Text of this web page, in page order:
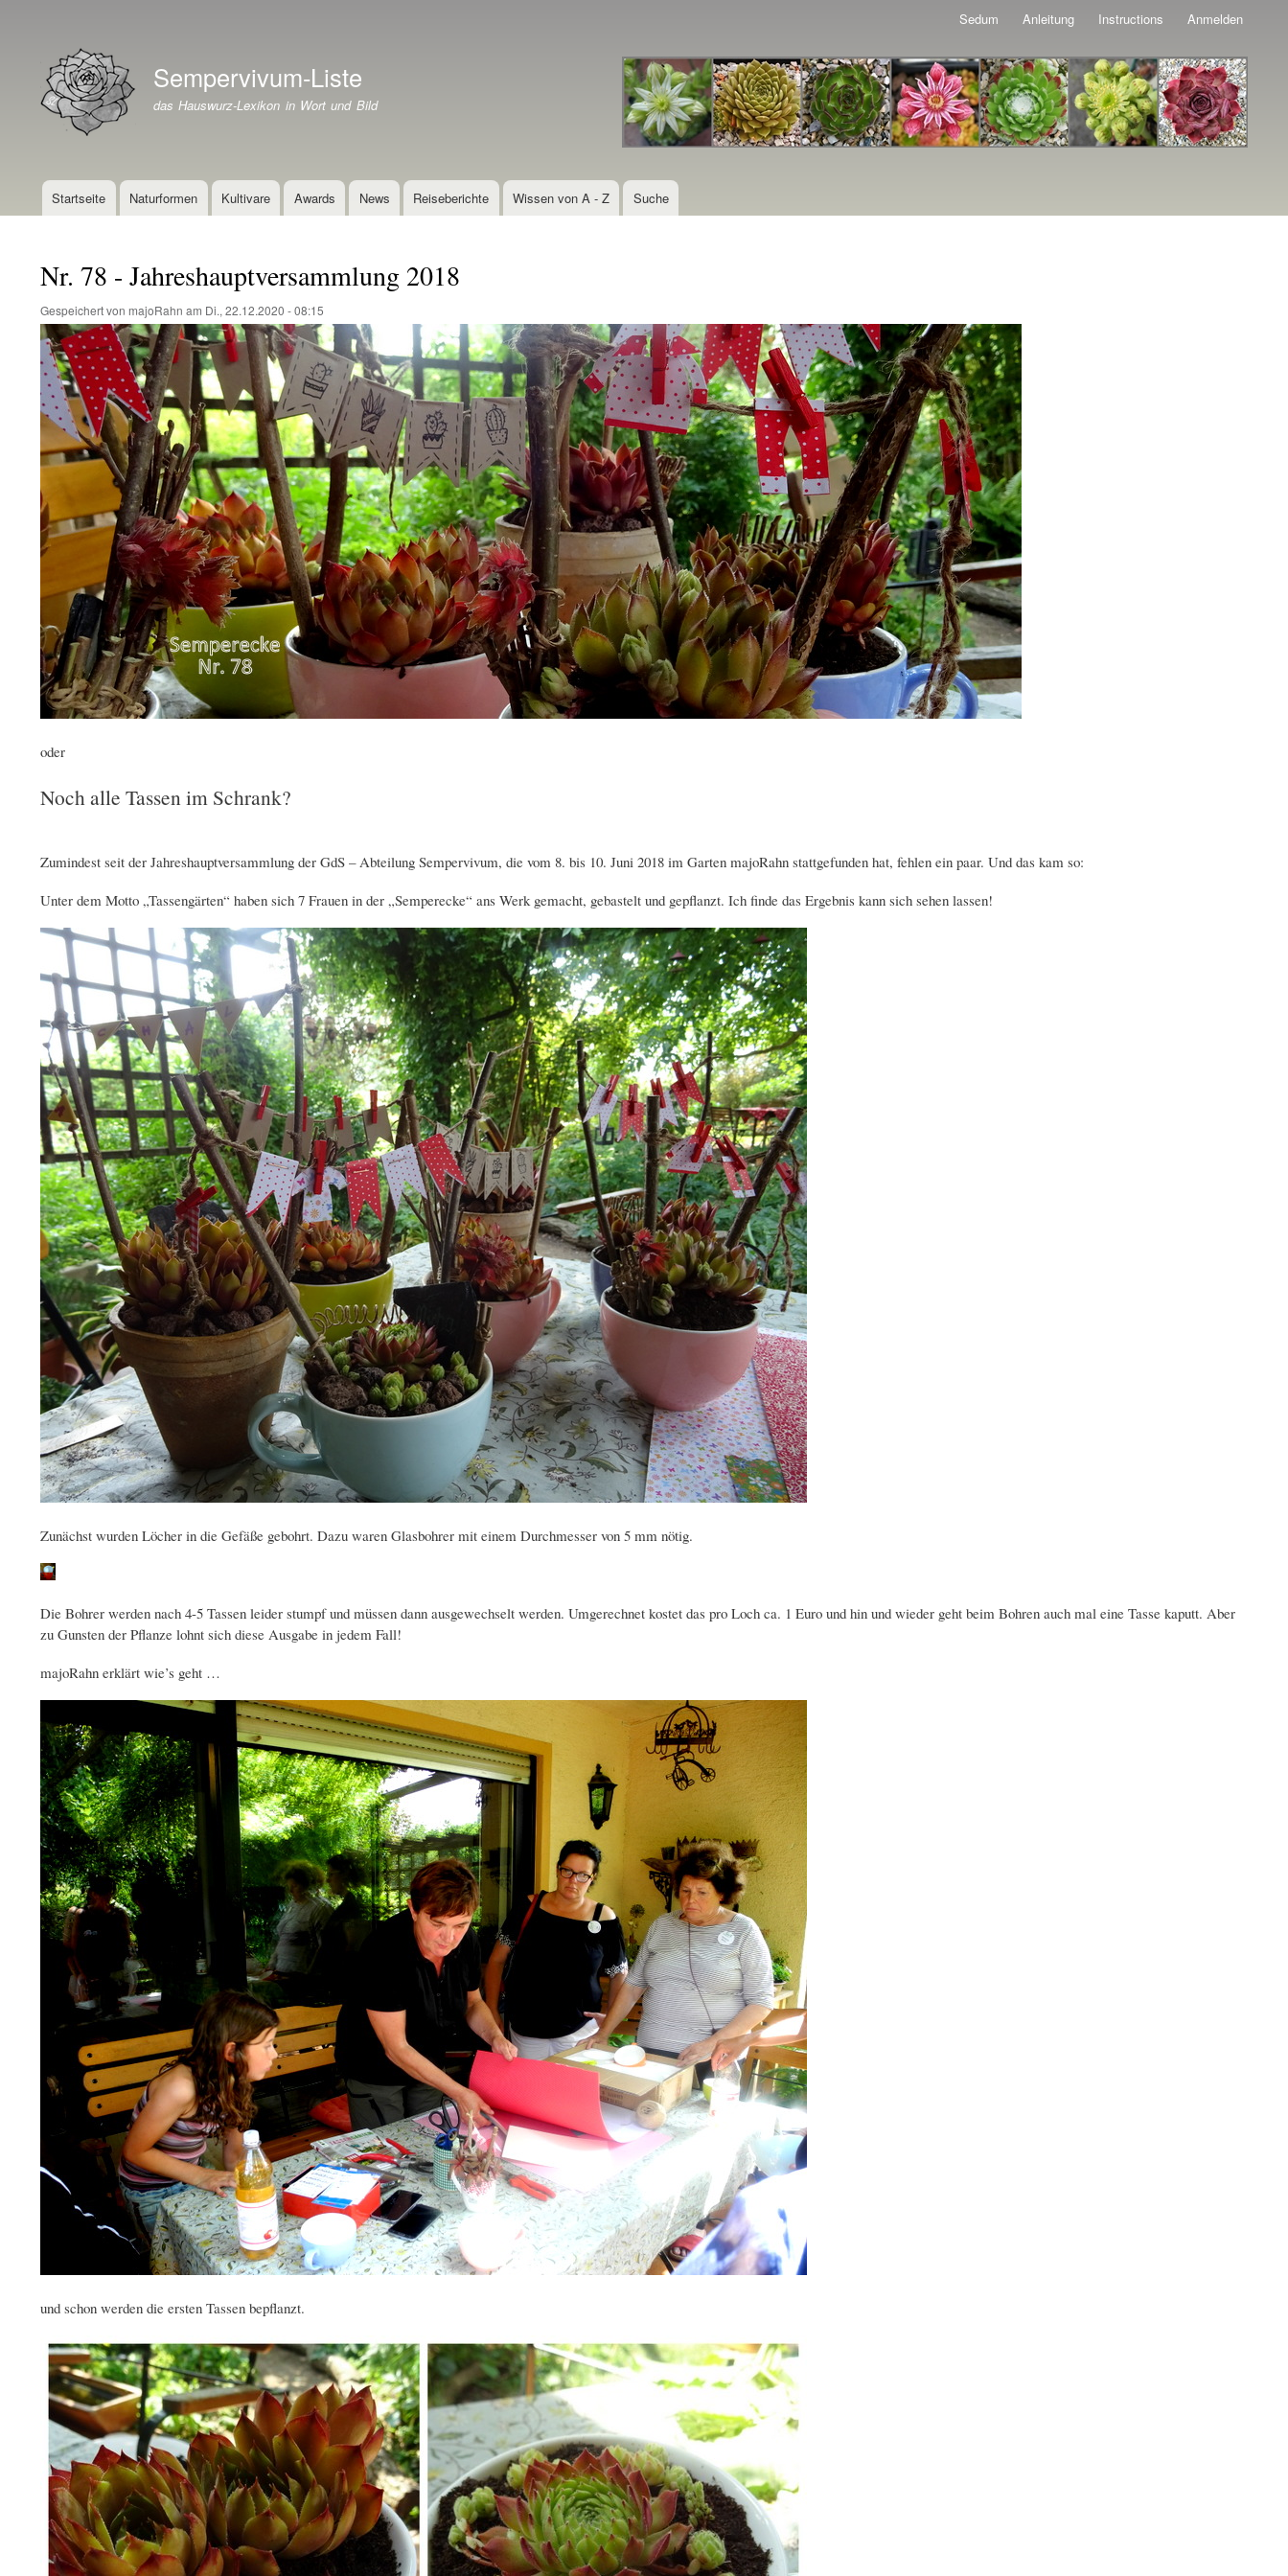
Inhalt
Sedum Anleitung Instructions Anmelden
Branding der WebsiteSempervivum-Liste
das Hauswurz-Lexikon in Wort und Bild
Hauptnavigation
Startseite Naturformen Kultivare Awards News Reiseberichte Wissen von A - Z Suche
Nr. 78 - Jahreshauptversammlung 2018
Gespeichert von majoRahn am Di., 22.12.2020 - 08:15
oder
Noch alle Tassen im Schrank?
Zumindest seit der Jahreshauptversammlung der GdS – Abteilung Sempervivum, die vom 8. bis 10. Juni 2018 im Garten majoRahn stattgefunden hat, fehlen ein paar. Und das kam so:
Unter dem Motto „Tassengärten“ haben sich 7 Frauen in der „Semperecke“ ans Werk gemacht, gebastelt und gepflanzt. Ich finde das Ergebnis kann sich sehen lassen!
Zunächst wurden Löcher in die Gefäße gebohrt. Dazu waren Glasbohrer mit einem Durchmesser von 5 mm nötig.
Die Bohrer werden nach 4-5 Tassen leider stumpf und müssen dann ausgewechselt werden. Umgerechnet kostet das pro Loch ca. 1 Euro und hin und wieder geht beim Bohren auch mal eine Tasse kaputt. Aber
zu Gunsten der Pflanze lohnt sich diese Ausgabe in jedem Fall!
majoRahn erklärt wie’s geht …
und schon werden die ersten Tassen bepflanzt.